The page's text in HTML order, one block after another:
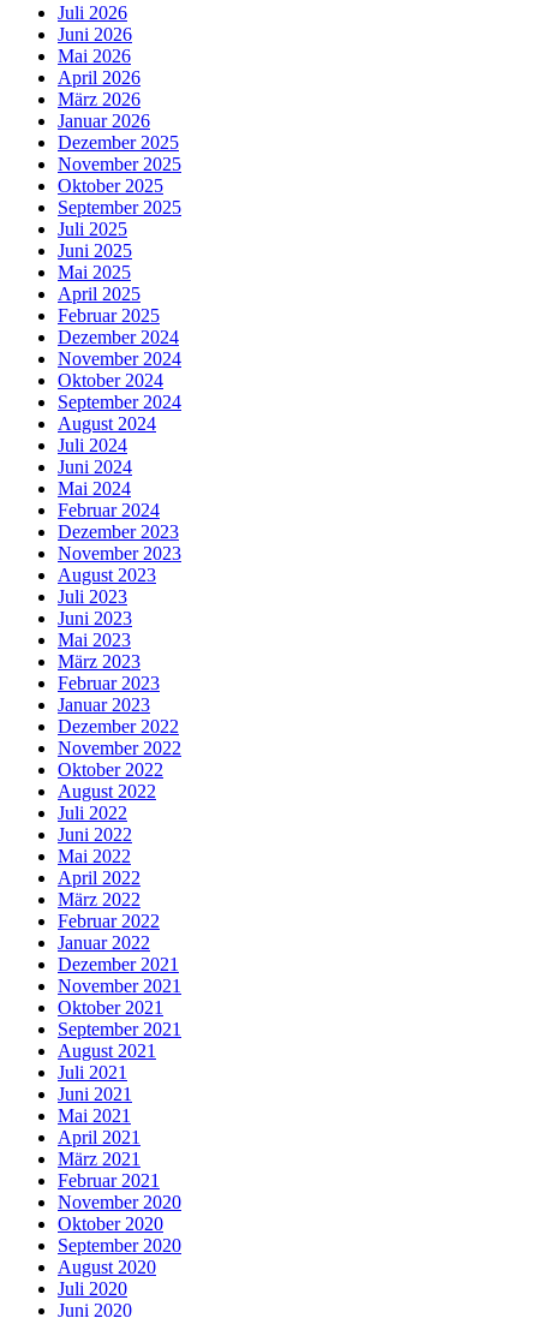
Juli 2026
Juni 2026
Mai 2026
April 2026
März 2026
Januar 2026
Dezember 2025
November 2025
Oktober 2025
September 2025
Juli 2025
Juni 2025
Mai 2025
April 2025
Februar 2025
Dezember 2024
November 2024
Oktober 2024
September 2024
August 2024
Juli 2024
Juni 2024
Mai 2024
Februar 2024
Dezember 2023
November 2023
August 2023
Juli 2023
Juni 2023
Mai 2023
März 2023
Februar 2023
Januar 2023
Dezember 2022
November 2022
Oktober 2022
August 2022
Juli 2022
Juni 2022
Mai 2022
April 2022
März 2022
Februar 2022
Januar 2022
Dezember 2021
November 2021
Oktober 2021
September 2021
August 2021
Juli 2021
Juni 2021
Mai 2021
April 2021
März 2021
Februar 2021
November 2020
Oktober 2020
September 2020
August 2020
Juli 2020
Juni 2020